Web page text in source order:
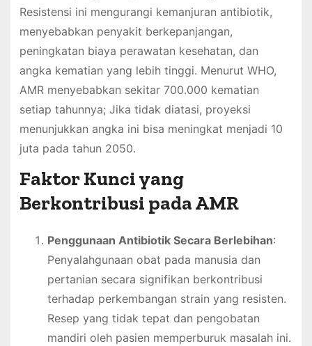
Resistensi ini mengurangi kemanjuran antibiotik,
menyebabkan penyakit berkepanjangan,
peningkatan biaya perawatan kesehatan, dan
angka kematian yang lebih tinggi. Menurut WHO,
AMR menyebabkan sekitar 700.000 kematian
setiap tahunnya; Jika tidak diatasi, proyeksi
menunjukkan angka ini bisa meningkat menjadi 10
juta pada tahun 2050.
Faktor Kunci yang
Berkontribusi pada AMR
Penggunaan Antibiotik Secara Berlebihan:
Penyalahgunaan obat pada manusia dan
pertanian secara signifikan berkontribusi
terhadap perkembangan strain yang resisten.
Resep yang tidak tepat dan pengobatan
mandiri oleh pasien memperburuk masalah ini.